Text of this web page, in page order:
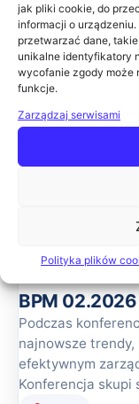
jak pliki cookie, do
informacji o
przetwarzać dane,
unikalne identyfikatory
wycofanie zgody może
funkcje.
Zarządzaj serwisami
Polityka plików
SŁUŻBA
Celem konferencji
rozwiązań w
zdrowotnej.
zaprezentują
BPM 02.2026
Podczas
najnowsze
efektywnym
Konferencja skupi